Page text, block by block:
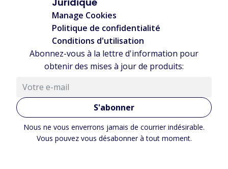
Manage Cookies
Politique de confidentialité
Conditions d'utilisation
Abonnez-vous à la lettre d'information pour
obtenir des mises à jour de produits:
S'abonner
Nous ne vous enverrons jamais de courrier indésirable.
Vous pouvez vous désabonner à tout moment.